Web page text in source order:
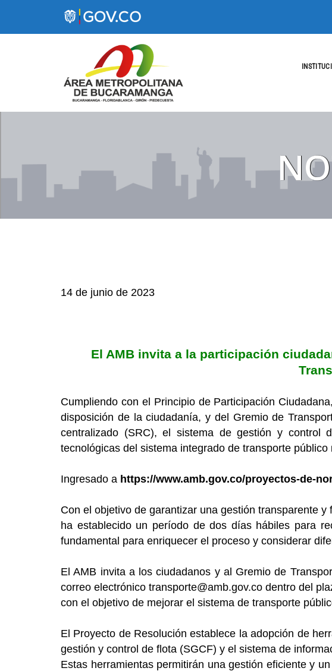
14 de junio de 2023
El AMB invita a la participación
Cumpliendo con el Principio de Participación
disposición de la ciudadanía, y del Gremio de
centralizado (SRC), el sistema de gestión y control
tecnológicas del sistema integrado de transporte
Ingresado a https://www.amb.gov.co/proyectos-de-
Con el objetivo de garantizar una gestión transparente
ha establecido un período de dos días hábiles para
fundamental para enriquecer el proceso y considerar
El AMB invita a los ciudadanos y al Gremio de
correo electrónico transporte@amb.gov.co dentro del
con el objetivo de mejorar el sistema de transporte
El Proyecto de Resolución establece la adopción de
gestión y control de flota (SGCF) y el sistema de
Estas herramientas permitirán una gestión eficiente y